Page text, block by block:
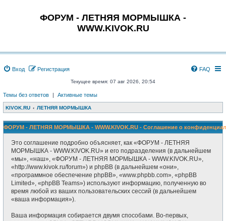
ФОРУМ - ЛЕТНЯЯ МОРМЫШКА -
WWW.KIVOK.RU
Вход Регистрация FAQ
Текущее время: 07 авг 2026, 20:54
Темы без ответов | Активные темы
KIVOK.RU ЛЕТНЯЯ МОРМЫШКА
ФОРУМ - ЛЕТНЯЯ МОРМЫШКА - WWW.KIVOK.RU - Соглашение о
Это соглашение подробно объясняет, как «ФОРУМ - ЛЕТНЯЯ
МОРМЫШКА - WWW.KIVOK.RU» и его подразделения (в дальнейшем
«мы», «наш», «ФОРУМ - ЛЕТНЯЯ МОРМЫШКА - WWW.KIVOK.RU»,
«http://www.kivok.ru/forum») и phpBB (в дальнейшем «они»,
«программное обеспечение phpBB», «www.phpbb.com», «phpBB
Limited», «phpBB Teams») используют информацию, полученную во
время любой из ваших пользовательских сессий (в дальнейшем
«ваша информация»).
Ваша информация собирается двумя способами. Во-первых,